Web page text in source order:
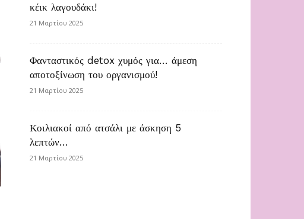
κέικ λαγουδάκι!
21 Μαρτίου 2025
Φανταστικός detox χυμός για… άμεση
αποτοξίνωση του οργανισμού!
21 Μαρτίου 2025
Κοιλιακοί από ατσάλι με άσκηση 5
λεπτών…
21 Μαρτίου 2025